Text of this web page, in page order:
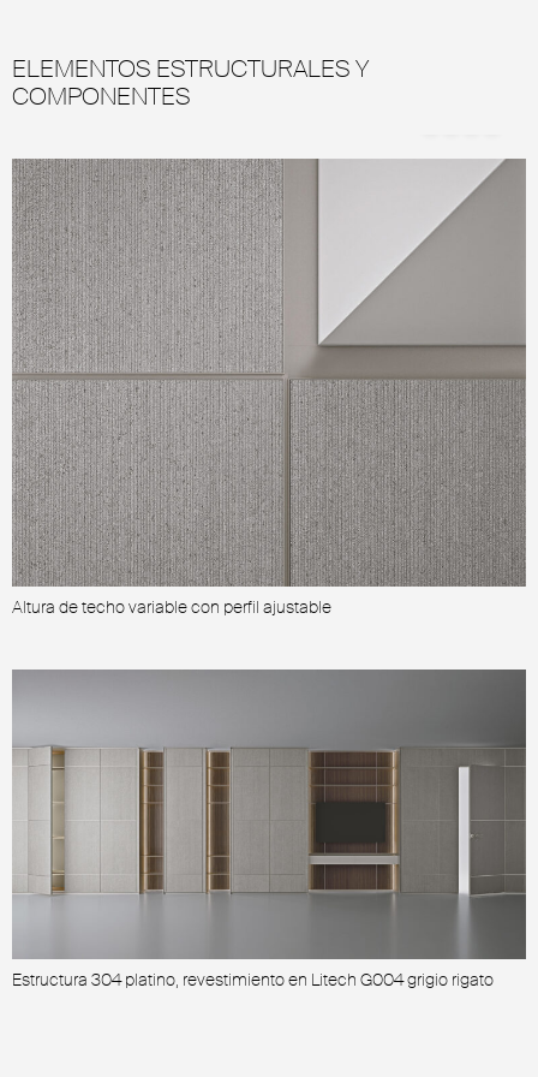
Altura de techo variable con perfil ajustable
ELEMENTOS ESTRUCTURALES Y
COMPONENTES
Estructura 304 platino, revestimiento en Litech G004 grigio rigato